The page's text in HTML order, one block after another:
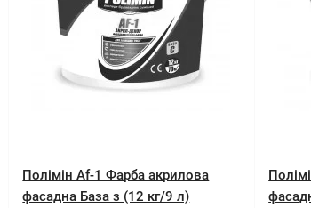
Полімін Af-1 Фарба акрилова
фасадна База з (12 кг/9 л)